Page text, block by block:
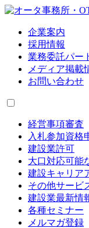
企業案内
採用情報
業務委託パー
メディア掲載
お問い合わせ
経営事項審査
入札参加資格
建設業許可
大口対応可能
建設キャリア
その他サービ
建設業最新情
各種セミナー
メルマガ登録